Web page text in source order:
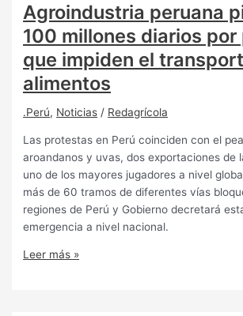
Agroindustria peruana
100 millones diarios
que impiden el
alimentos
.Perú, Noticias / Redagrícola
Las protestas en Perú coinciden con el
aroandanos y uvas, dos exportaciones de
uno de los mayores jugadores a nivel
más de 60 tramos de diferentes vías
regiones de Perú y Gobierno decretará
emergencia a nivel nacional.
Leer más »